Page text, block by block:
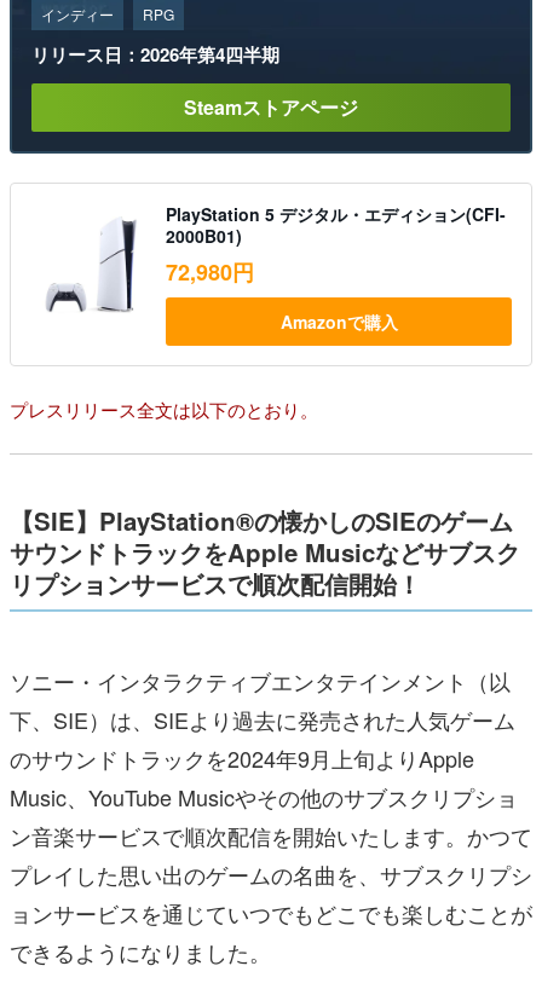
インディー RPG
リリース日：2026年第4四半期
Steamストアページ
PlayStation 5 デジタル・エディション(CFI-
2000B01)
72,980円
Amazonで購入
プレスリリース全文は以下のとおり。
【SIE】PlayStation®の懐かしのSIEのゲーム
サウンドトラックをApple Musicなどサブスク
リプションサービスで順次配信開始！
ソニー・インタラクティブエンタテインメント（以
下、SIE）は、SIEより過去に発売された人気ゲーム
のサウンドトラックを2024年9月上旬よりApple
Music、YouTube Musicやその他のサブスクリプショ
ン音楽サービスで順次配信を開始いたします。かつて
プレイした思い出のゲームの名曲を、サブスクリプシ
ョンサービスを通じていつでもどこでも楽しむことが
できるようになりました。